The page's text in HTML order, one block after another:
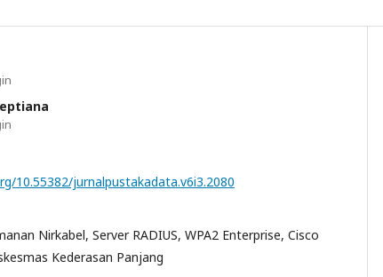
10.55382/jurnalpustakadata.v6i3.2080
Nirkabel, Server RADIUS, WPA2 Enterprise, Cisco
Kederasan Panjang